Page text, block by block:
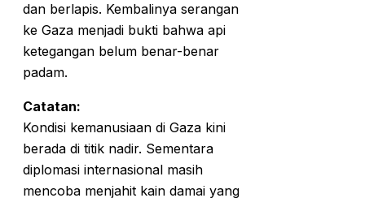
dan berlapis. Kembalinya serangan
ke Gaza menjadi bukti bahwa api
ketegangan belum benar-benar
padam.
Catatan:
Kondisi kemanusiaan di Gaza kini
berada di titik nadir. Sementara
diplomasi internasional masih
mencoba menjahit kain damai yang